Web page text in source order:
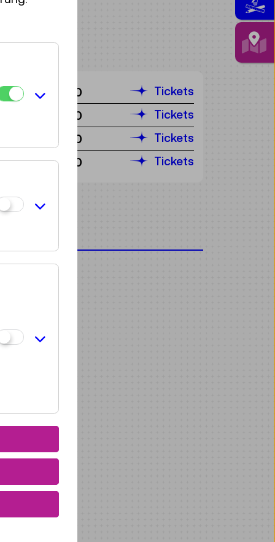
€ 6,50
Tickets
€ 6,50
Tickets
€ 6,50
Tickets
€ 6,50 Tickets